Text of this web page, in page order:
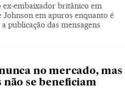
ex-embaixador britânico em
em apuros enquanto é
publicação das mensagens
no mercado, mas
se beneficiam